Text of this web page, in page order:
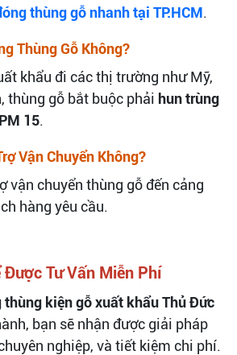
thùng gỗ nhanh tại TP.HCM.
Thùng Gỗ Không?
khẩu đi các thị trường như Mỹ,
thùng gỗ bắt buộc phải hun trùng
15.
Vận Chuyển Không?
vận chuyển thùng gỗ đến cảng
hàng yêu cầu.
Được Tư Vấn Miễn Phí
thùng kiện gỗ xuất khẩu Thủ Đức
bạn sẽ nhận được giải pháp
nghiệp, và tiết kiệm chi phí.